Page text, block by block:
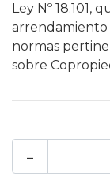
Ley Nº 18.101,
arrendamiento
normas
sobre
-